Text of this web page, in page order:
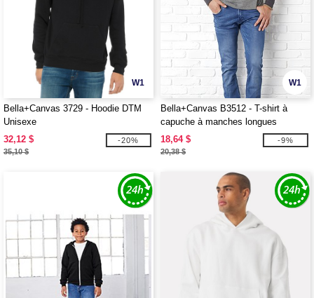
W1
Bella+Canvas 3729 - Hoodie DTM
Unisexe
32,12 $
35,10 $
-20%
W1
Bella+Canvas B3512 - T-shirt à
capuche à manches longues
unisexe Bella
18,64 $
20,38 $
-9%